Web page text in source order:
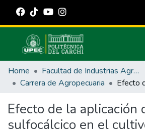
Communities & Collections
All of DSpace
Estadísticas Externas
Home
Facultad de Industrias Agropecuarias y Ciencias Ambientales
Carrera de Agropecuaria
Efecto de la aplicación
sulfocálcico en el